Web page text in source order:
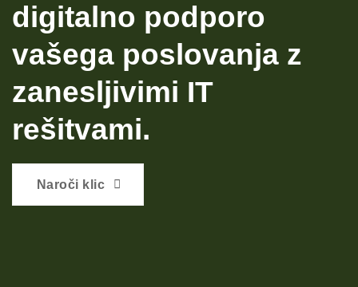
digitalno podporo
vašega poslovanja z
zanesljivimi IT
rešitvami.
Naroči klic